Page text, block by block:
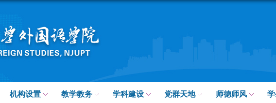
机构设置 教学教务 学科建设 党群天地 师德师风